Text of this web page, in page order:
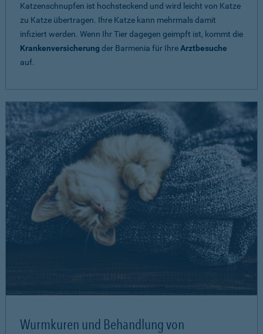
Katzenschnupfen ist hochsteckend und wird leicht von Katze
zu Katze übertragen. Ihre Katze kann mehrmals damit
infiziert werden. Wenn Ihr Tier dagegen geimpft ist, kommt die
Krankenversicherung der Barmenia für IhreArztbesuche
auf.
Wurmkuren und Behandlung von